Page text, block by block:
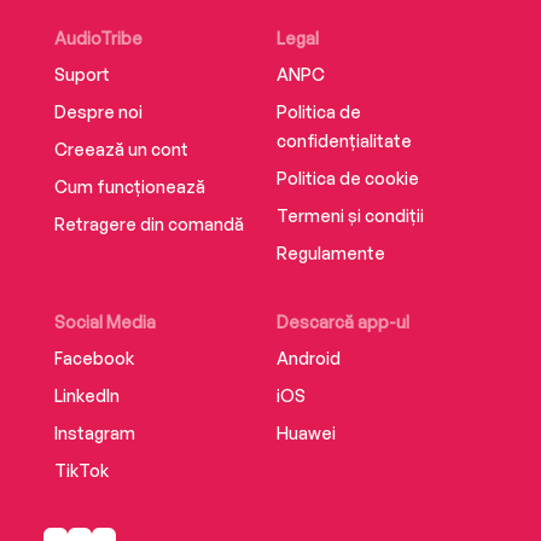
AudioTribe
Suport
Despre noi
Creează un cont
Cum funcționează
Retragere din comandă
Social Media
Facebook
LinkedIn
Instagram
TikTok
Descarcă app-ul
Android
iOS
Huawei
Legal
ANPC
Politica de
confidențialitate
Politica de cookie
Termeni și condiții
Regulamente